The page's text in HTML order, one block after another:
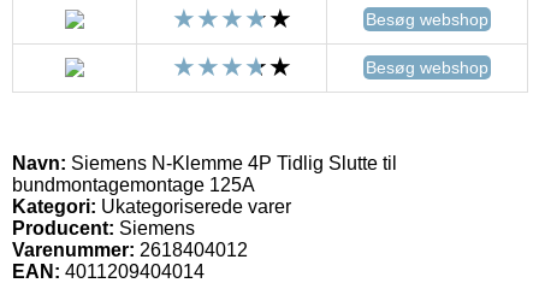
Besøg webshop
Besøg webshop
Navn: Siemens N-Klemme 4P Tidlig Slutte til
bundmontagemontage 125A
Kategori: Ukategoriserede varer
Producent: Siemens
Varenummer: 2618404012
EAN: 4011209404014